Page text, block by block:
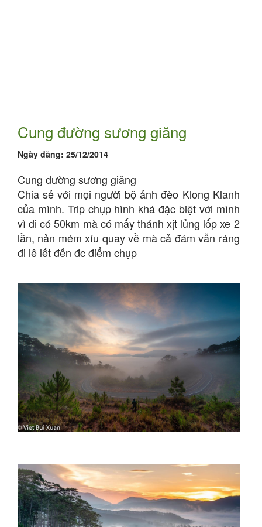
Cung đường sương giăng
Ngày đăng: 25/12/2014
Cung đường sương giăng
Chia sẻ với mọi người bộ ảnh đèo Klong Klanh
của mình. Trip chụp hình khá đặc biệt với mình
vì đi có 50km mà có mấy thánh xịt lủng lốp xe 2
lần, nản mém xíu quay về mà cả đám vẫn ráng
đi lê lết đến đc điểm chụp